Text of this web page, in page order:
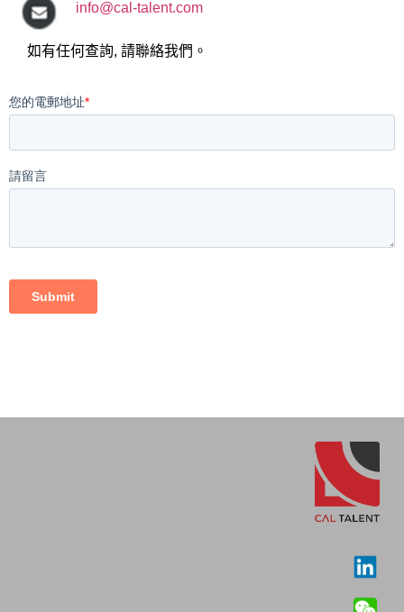
info@cal-talent.com
如有任何查詢, 請聯絡我們。